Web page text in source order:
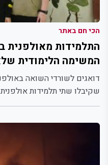
הכי חם באתר
התלמידות מאולפנית
המשימה הלימודית
דואגים לשורדי השואה
שקיבלו שתי תלמידות
אמונה הובילה...